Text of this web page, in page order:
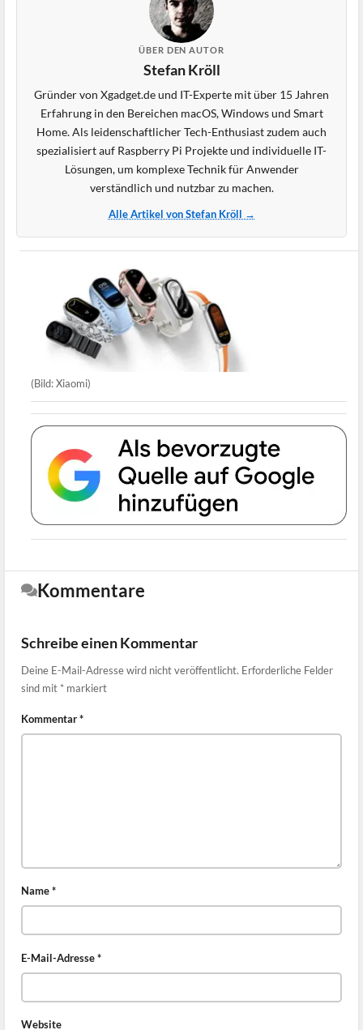
ÜBER DEN AUTOR
Stefan Kröll
Gründer von Xgadget.de und IT-Experte mit über 15 Jahren
Erfahrung in den Bereichen macOS, Windows und Smart
Home. Als leidenschaftlicher Tech-Enthusiast zudem auch
spezialisiert auf Raspberry Pi Projekte und individuelle IT-
Lösungen, um komplexe Technik für Anwender
verständlich und nutzbar zu machen.
Alle Artikel von Stefan Kröll →
(Bild: Xiaomi)
Kommentare
Schreibe einen Kommentar
Deine E-Mail-Adresse wird nicht veröffentlicht. Erforderliche Felder
sind mit * markiert
Kommentar*
Name*
E-Mail-Adresse*
Website